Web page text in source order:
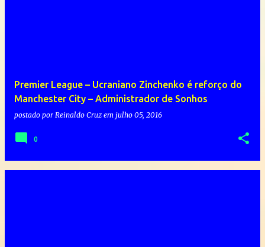
Premier League – Ucraniano Zinchenko é reforço do
Manchester City – Administrador de Sonhos
postado por Reinaldo Cruz em julho 05, 2016
0